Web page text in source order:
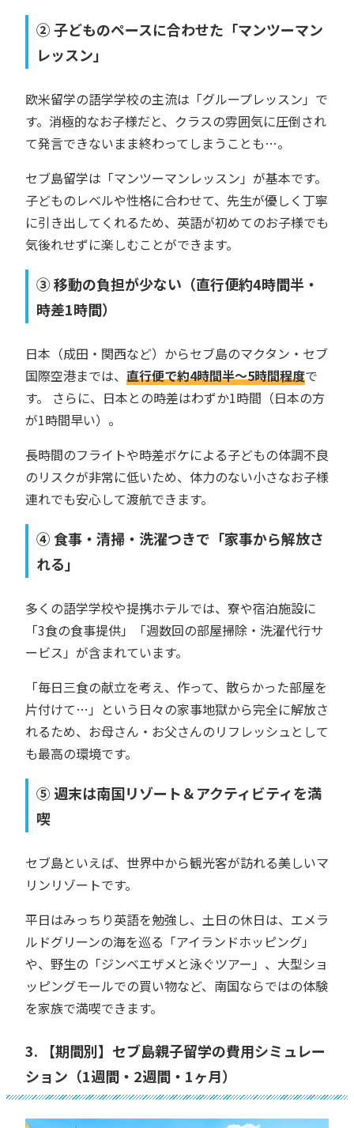
② 子どものペースに合わせた「マンツーマン
レッスン」
欧米留学の語学学校の主流は「グループレッスン」で
す。消極的なお子様だと、クラスの雰囲気に圧倒され
て発言できないまま終わってしまうことも…。
セブ島留学は「マンツーマンレッスン」が基本です。
子どものレベルや性格に合わせて、先生が優しく丁寧
に引き出してくれるため、英語が初めてのお子様でも
気後れせずに楽しむことができます。
③ 移動の負担が少ない（直行便約4時間半・
時差1時間）
日本（成田・関西など）からセブ島のマクタン・セブ
国際空港までは、 直行便で約4時間半〜5時間程度で
す。 さらに、日本との時差はわずか1時間（日本の方
が1時間早い）。
長時間のフライトや時差ボケによる子どもの体調不良
のリスクが非常に低いため、体力のない小さなお子様
連れでも安心して渡航できます。
④ 食事・清掃・洗濯つきで「家事から解放さ
れる」
多くの語学学校や提携ホテルでは、寮や宿泊施設に
「3食の食事提供」「週数回の部屋掃除・洗濯代行サ
ービス」が含まれています。
「毎日三食の献立を考え、作って、散らかった部屋を
片付けて…」という日々の家事地獄から完全に解放さ
れるため、お母さん・お父さんのリフレッシュとして
も最高の環境です。
⑤ 週末は南国リゾート＆アクティビティを満
喫
セブ島といえば、世界中から観光客が訪れる美しいマ
リンリゾートです。
平日はみっちり英語を勉強し、土日の休日は、エメラ
ルドグリーンの海を巡る「アイランドホッピング」
や、野生の「ジンベエザメと泳ぐツアー」、大型ショ
ッピングモールでの買い物など、南国ならではの体験
を家族で満喫できます。
3. 【期間別】セブ島親子留学の費用シミュレー
ション（1週間・2週間・1ヶ月）